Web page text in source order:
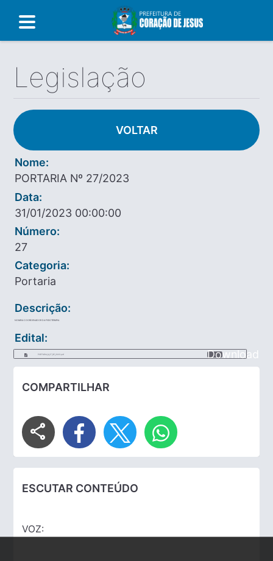
Legislação
VOLTAR
Nome:
PORTARIA Nº 27/2023
Data:
31/01/2023 00:00:00
Número:
27
Categoria:
Portaria
Descrição:
NOMEIA COORDENADOR DA FISIOTERAPIA
Edital:
PORTARIA_N_27_DE_2023.pdf Download
COMPARTILHAR
share
ESCUTAR CONTEÚDO
VOZ: